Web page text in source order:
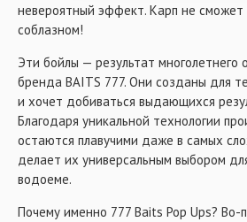
невероятный эффект. Карп не сможет
соблазном!
Эти бойлы — результат многолетнего
бренда BAITS 777. Они созданы для
и хочет добиваться выдающихся
Благодаря уникальной технологии
остаются плавучими даже в самых
делает их универсальным выбором
водоеме.
Почему именно 777 Baits Pop Ups?